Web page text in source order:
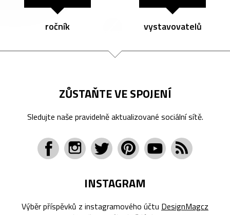
ročník vystavovatelů
ZŮSTAŇTE VE SPOJENÍ
Sledujte naše pravidelně aktualizované sociální sítě.
INSTAGRAM
Výběr příspěvků z instagramového účtu DesignMagcz